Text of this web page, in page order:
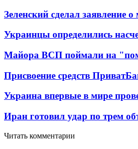
Зеленский сделал заявление
Украинцы определились
Майора ВСП поймали на
Присвоение средств
Украина впервые в мире
Иран готовил удар по трем
Читать комментарии